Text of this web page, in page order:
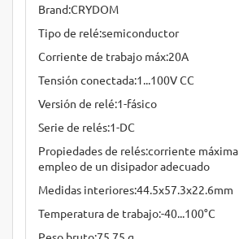
Brand:CRYDOM
Tipo de relé:semiconductor
Corriente de trabajo máx:20A
Tensión conectada:1...100V CC
Versión de relé:1-fásico
Serie de relés:1-DC
Propiedades de relés:corriente
empleo de un disipador adecuado
Medidas interiores:44.5x57.3x22.6mm
Temperatura de trabajo:-40...100°C